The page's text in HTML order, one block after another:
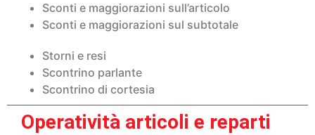
Sconti e maggiorazioni sull’articolo
Sconti e maggiorazioni sul subtotale
Storni e resi
Scontrino parlante
Scontrino di cortesia
Operatività articoli e reparti